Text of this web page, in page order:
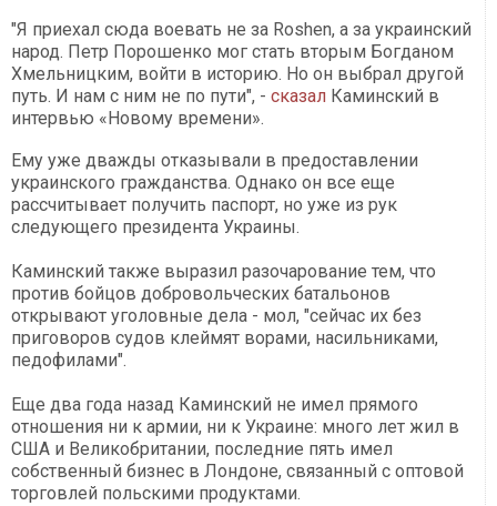
"Я приехал сюда воевать не за Roshen, а за украинский
народ. Петр Порошенко мог стать вторым Богданом
Хмельницким, войти в историю. Но он выбрал другой
путь. И нам с ним не по пути", - сказал Каминский в
интервью «Новому времени».
Ему уже дважды отказывали в предоставлении
украинского гражданства. Однако он все еще
рассчитывает получить паспорт, но уже из рук
следующего президента Украины.
Каминский также выразил разочарование тем, что
против бойцов добровольческих батальонов
открывают уголовные дела - мол, "сейчас их без
приговоров судов клеймят ворами, насильниками,
педофилами".
Еще два года назад Каминский не имел прямого
отношения ни к армии, ни к Украине: много лет жил в
США и Великобритании, последние пять имел
собственный бизнес в Лондоне, связанный с оптовой
торговлей польскими продуктами.